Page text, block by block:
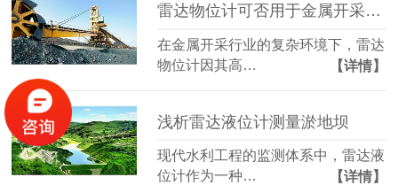
雷达物位计可否用于金属开采行业
在金属开采行业的复杂环境下，雷达
物位计因其高…
【详情】
浅析雷达液位计测量淤地坝
现代水利工程的监测体系中，雷达液
位计作为一种…
【详情】